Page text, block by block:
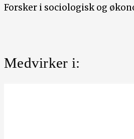
Forsker i sociologisk og
Medvirker i: